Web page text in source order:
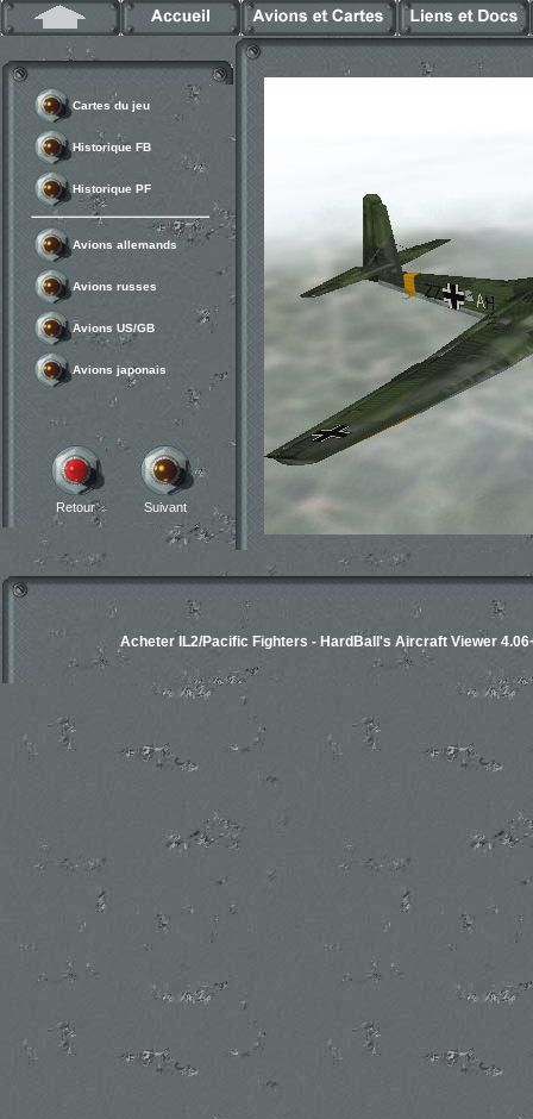
Cartes du jeu
Historique FB
Historique PF
Avions allemands
Avions russes
Avions US/GB
Avions japonais
Retour Suivant
Acheter IL2/Pacific Fighters - HardBall's Aircraft Viewer